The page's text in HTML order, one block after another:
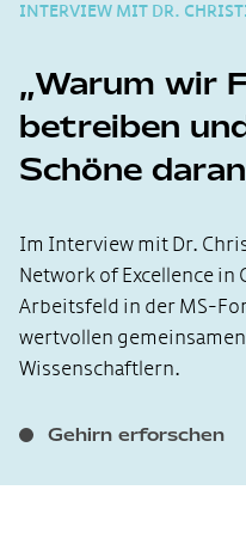
INTERVIEW MIT DR.
Warum wir
betreiben
Schöne
Im Interview mit Dr.
Network of Excellence
Arbeitsfeld in der MS-
wertvollen
Wissenschaftlern.
Gehirn erforschen